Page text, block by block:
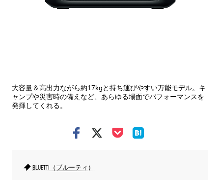
大容量＆高出力ながら約17kgと持ち運びやすい万能モデル。キ
ャンプや災害時の備えなど、あらゆる場面でパフォーマンスを
発揮してくれる。
BLUETTI（ブルーティ）